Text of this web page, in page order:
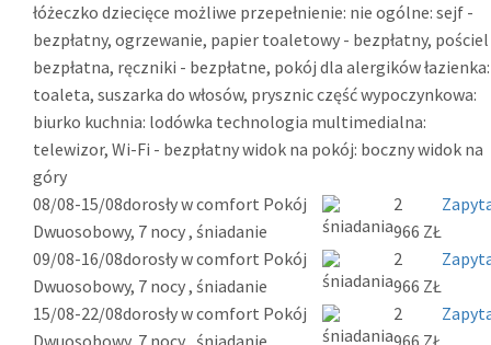
łóżeczko dziecięce możliwe przepełnienie: nie ogólne: sejf -
bezpłatny, ogrzewanie, papier toaletowy - bezpłatny,
bezpłatna, ręczniki - bezpłatne, pokój dla alergików łazienka:
toaleta, suszarka do włosów, prysznic część wypoczynkowa:
biurko kuchnia: lodówka technologia multimedialna:
telewizor, Wi-Fi - bezpłatny widok na pokój: boczny widok na
góry
08/08-15/08dorosły w comfort Pokój
Dwuosobowy, 7 nocy , śniadanie
2
966 ZŁ
09/08-16/08dorosły w comfort Pokój
Dwuosobowy, 7 nocy , śniadanie
2
966 ZŁ
15/08-22/08dorosły w comfort Pokój
2